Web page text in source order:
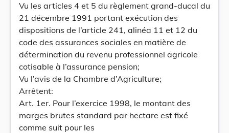
Vu les articles 4 et 5 du règlement grand-ducal du
21 décembre 1991 portant exécution des
dispositions de l’article 241, alinéa 11 et 12 du
code des assurances sociales en matière de
détermination du revenu professionnel agricole
cotisable à l’assurance pension;
Vu l’avis de la Chambre d’Agriculture;
Arrêtent:
Art. 1er. Pour l’exercice 1998, le montant des
marges brutes standard par hectare est fixé
comme suit pour les